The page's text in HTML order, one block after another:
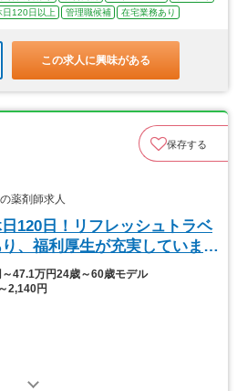
日120日以上 管理職候補 在宅業務あり
この求人に興味がある
保存する
薬剤師求人
120日！リフレッシュトラベ
、福利厚生が充実していま
～47.1万円24歳～60歳モデル
2,140円